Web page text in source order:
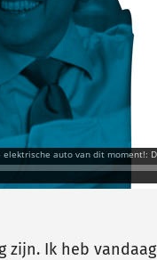
zijn. Ik heb